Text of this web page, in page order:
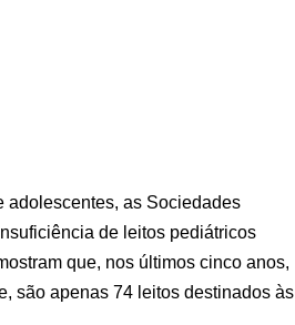
adolescentes, as Sociedades
de leitos pediátricos
que, nos últimos cinco anos,
são apenas 74 leitos destinados às